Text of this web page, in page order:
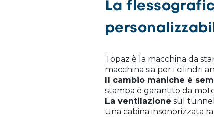
La
Topaz è la macchina da
macchina sia per i cilindri
Il cambio maniche è
stampa è garantito da
La ventilazione sul
una cabina insonorizzata